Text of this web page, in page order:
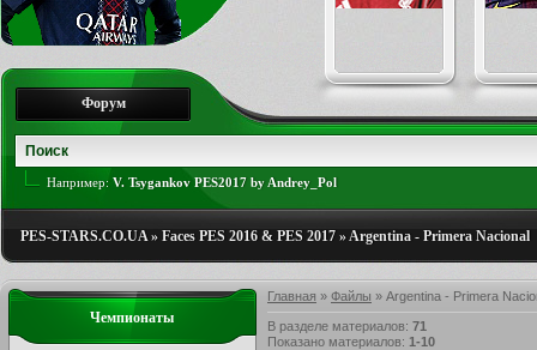
Форум
Например: V. Tsygankov PES2017 by Andrey_Pol
PES-STARS.CO.UA» Faces PES 2016 & PES 2017 »Argentina - Primera Nacional
Главная » Файлы » Argentina - Primera
В разделе материалов: 71
Показано материалов: 1-10
Чемпионаты